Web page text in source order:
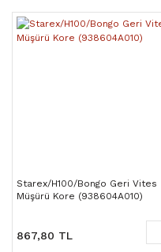
Starex/H100/Bongo Geri Vites
Müşürü Kore (938604A010)
867,80 TL